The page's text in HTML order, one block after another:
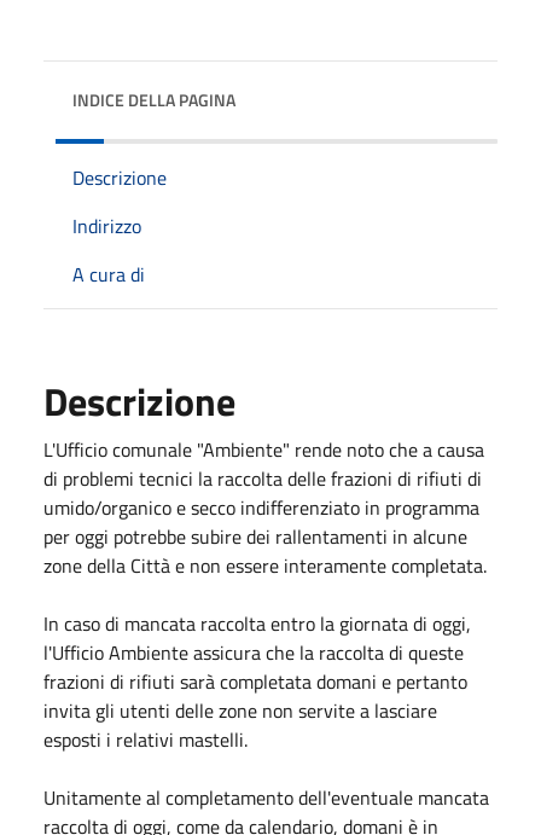
INDICE DELLA PAGINA
Descrizione
Indirizzo
A cura di
Descrizione
L'Ufficio comunale "Ambiente" rende noto che a causa
di problemi tecnici la raccolta delle frazioni di rifiuti di
umido/organico e secco indifferenziato in programma
per oggi potrebbe subire dei rallentamenti in alcune
zone della Città e non essere interamente completata.
In caso di mancata raccolta entro la giornata di oggi,
l'Ufficio Ambiente assicura che la raccolta di queste
frazioni di rifiuti sarà completata domani e pertanto
invita gli utenti delle zone non servite a lasciare
esposti i relativi mastelli.
Unitamente al completamento dell'eventuale mancata
raccolta di oggi, come da calendario, domani è in